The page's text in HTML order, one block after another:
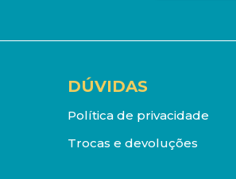
DÚVIDAS
Política de privacidade
Trocas e devoluções